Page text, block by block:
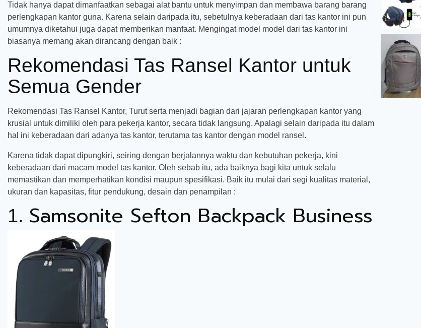
Tidak hanya dapat dimanfaatkan sebagai alat bantu untuk menyimpan dan membawa barang barang
perlengkapan kantor guna. Karena selain daripada itu, sebetulnya keberadaan dari tas kantor ini pun
umumnya diketahui juga dapat memberikan manfaat. Mengingat model model dari tas kantor ini
biasanya memang akan dirancang dengan baik :
Rekomendasi Tas Ransel Kantor untuk
Semua Gender
Rekomendasi Tas Ransel Kantor, Turut serta menjadi bagian dari jajaran perlengkapan kantor yang
krusial untuk dimiliki oleh para pekerja kantor, secara tidak langsung. Apalagi selain daripada itu dalam
hal ini keberadaan dari adanya tas kantor, terutama tas kantor dengan model ransel.
Karena tidak dapat dipungkiri, seiring dengan berjalannya waktu dan kebutuhan pekerja, kini
keberadaan dari macam model tas kantor. Oleh sebab itu, ada baiknya bagi kita untuk selalu
memastikan dan memperhatikan kondisi maupun spesifikasi. Baik itu mulai dari segi kualitas material,
ukuran dan kapasitas, fitur pendukung, desain dan penampilan :
1. Samsonite Sefton Backpack Business